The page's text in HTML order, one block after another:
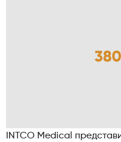
INTCO Medical